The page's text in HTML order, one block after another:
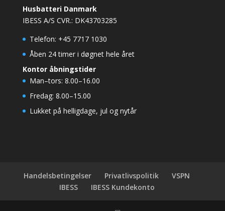
Husbatteri Danmark
IBESS A/S CVR.: DK43703285
Telefon: +45 7717 1030
Åben 24 timer i døgnet hele året
Kontor åbningstider
Man–tors: 8.00–16.00
Fredag: 8.00–15.00
Lukket på helligdage, jul og nytår
Handelsbetingelser Privatlivspolitik
VSPN
IBESS
IBESS Kundekonto